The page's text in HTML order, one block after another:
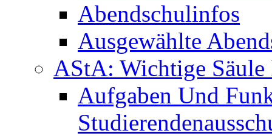
Abendschulinfos
Ausgewählte
AStA: Wichtige
Aufgaben Und